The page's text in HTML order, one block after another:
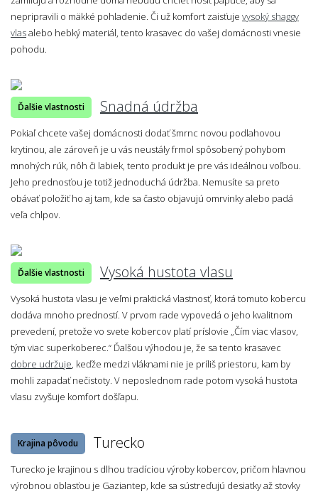
nepripravili o mäkké pohladenie. Či už komfort zaisťuje vysoký shaggy
vlasalebo hebký materiál, tento krasavec do vašej domácnosti vnesie
pohodu.
Ďalšie vlastnosti Snadná údržba
Pokiaľ chcete vašej domácnosti dodať šmrnc novou podlahovou
krytinou, ale zároveň je u vás neustály frmol spôsobený pohybom
mnohých rúk, nôh či labiek, tento produkt je pre vás ideálnou voľbou.
Jeho prednosťou je totiž jednoduchá údržba. Nemusíte sa preto
obávať položiť ho aj tam, kde sa často objavujú omrvinky alebo padá
veľa chlpov.
Ďalšie vlastnosti Vysoká hustota vlasu
Vysoká hustota vlasu je veľmi praktická vlastnosť, ktorá tomuto kobercu
dodáva mnoho predností. V prvom rade vypovedá o jeho kvalitnom
prevedení, pretože vo svete kobercov platí príslovie „Čím viac vlasov,
tým viac superkoberec.“ Ďalšou výhodou je, že sa tento krasavec
dobre udržuje , keďže medzi vláknami nie je príliš priestoru, kam by
mohli zapadať nečistoty. V neposlednom rade potom vysoká hustota
vlasu zvyšuje komfort došľapu.
Krajina pôvodu Turecko
Turecko je krajinou s dlhou tradíciou výroby kobercov, pričom hlavnou
výrobnou oblasťou je Gaziantep, kde sa sústreďujú desiatky až stovky